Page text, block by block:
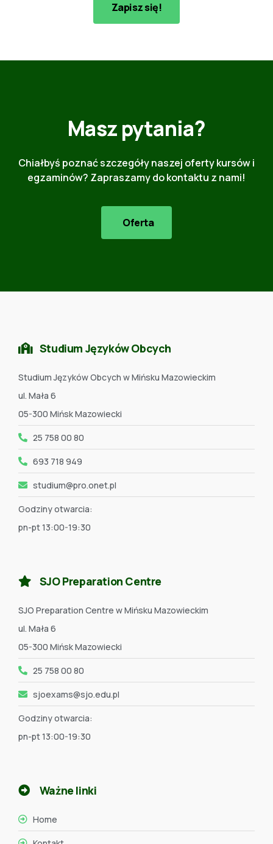
Zapisz się!
Masz pytania?
Chiałbyś poznać szczegóły naszej oferty kursów i
egzaminów? Zapraszamy do kontaktu z nami!
Oferta
Studium Języków Obcych
Studium Języków Obcych w Mińsku Mazowieckim
ul. Mała 6
05-300 Mińsk Mazowiecki
25 758 00 80
693 718 949
studium@pro.onet.pl
Godziny otwarcia:
pn-pt 13:00-19:30
SJO Preparation Centre
SJO Preparation Centre w Mińsku Mazowieckim
ul. Mała 6
05-300 Mińsk Mazowiecki
25 758 00 80
sjoexams@sjo.edu.pl
Godziny otwarcia:
pn-pt 13:00-19:30
Ważne linki
Home